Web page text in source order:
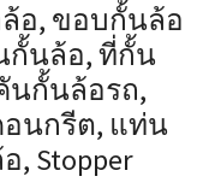
อ, ขอบกั้นล้อ
กั้นล้อ, ที่กั้น
นกั้นล้อรถ,
นกรีต, แท่น
Stopper